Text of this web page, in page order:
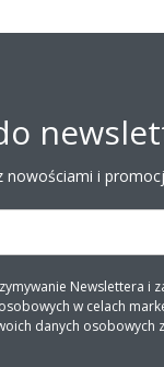
nowościami i
Newslettera i
w celach
danych osobowych